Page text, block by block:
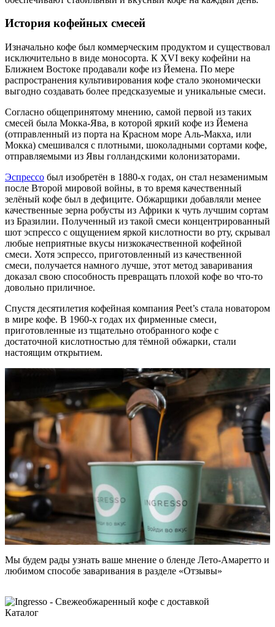
История кофейных смесей
Изначально кофе был коммерческим продуктом и существовал
исключительно в виде моносорта. К XVI веку кофейни на
Ближнем Востоке продавали кофе из Йемена. По мере
распространения культивирования кофе стало экономически
выгодно создавать более предсказуемые и уникальные смеси.
Согласно общепринятому мнению, самой первой из таких
смесей была Мокка-Ява, в которой яркий кофе из Йемена
(отправленный из порта на Красном море Аль-Макха, или
Мокка) смешивался с плотными, шоколадными сортами кофе,
отправляемыми из Явы голландскими колонизаторами.
Эспрессо был изобретён в 1880-х годах, он стал незаменимым
после Второй мировой войны, в то время качественный
зелёный кофе был в дефиците. Обжарщики добавляли менее
качественные зерна робусты из Африки к чуть лучшим сортам
из Бразилии. Полученный из такой смеси концентрированный
шот эспрессо с ощущением яркой кислотности во рту, скрывал
любые неприятные вкусы низкокачественной кофейной
смеси. Хотя эспрессо, приготовленный из качественной
смеси, получается намного лучше, этот метод заваривания
доказал свою способность превращать плохой кофе во что-то
довольно приличное.
Спустя десятилетия кофейная компания Peet’s стала новатором
в мире кофе. В 1960-х годах их фирменные смеси,
приготовленные из тщательно отобранного кофе с
достаточной кислотностью для тёмной обжарки, стали
настоящим открытием.
Мы будем рады узнать ваше мнение о бленде Лето-Амаретто и
любимом способе заваривания в разделе «Отзывы»
Каталог